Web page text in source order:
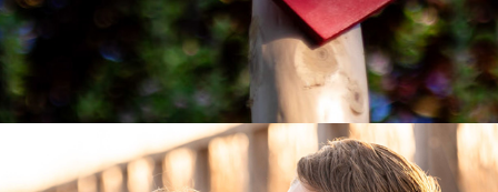
I & S: YOUR STORY, FRAME BY FRAME